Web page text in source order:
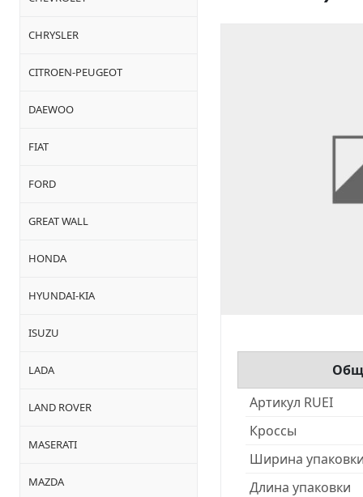
CHRYSLER
CITROEN-PEUGEOT
DAEWOO
FIAT
FORD
GREAT WALL
HONDA
HYUNDAI-KIA
ISUZU
LADA
LAND ROVER
MASERATI
MAZDA
Артикул RUEI
Кроссы
Ширина
Длина упаковки